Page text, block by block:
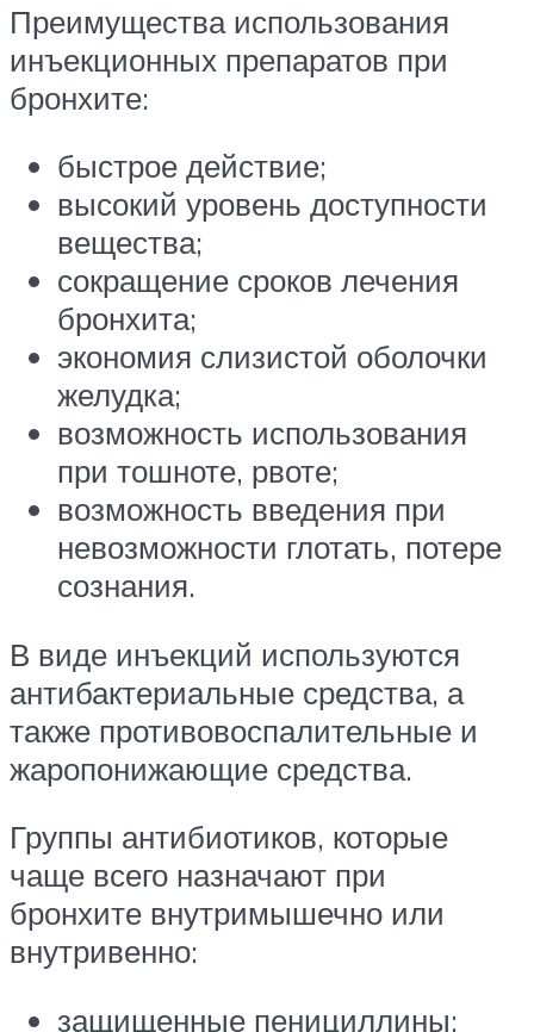
Преимущества использования
инъекционных препаратов при
бронхите:
быстрое действие;
высокий уровень доступности
вещества;
сокращение сроков лечения
бронхита;
экономия слизистой оболочки
желудка;
возможность использования
при тошноте, рвоте;
возможность введения при
невозможности глотать, потере
сознания.
В виде инъекций используются
антибактериальные средства, а
также противовоспалительные и
жаропонижающие средства.
Группы антибиотиков, которые
чаще всего назначают при
бронхите внутримышечно или
внутривенно:
защищенные пенициллины;